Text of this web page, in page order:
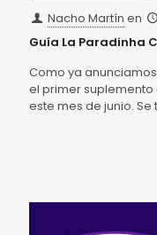
Nacho Martín en
Guía La Paradinha
Como ya
el primer suplemento
este mes de junio. Se